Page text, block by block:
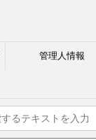
管理人情報